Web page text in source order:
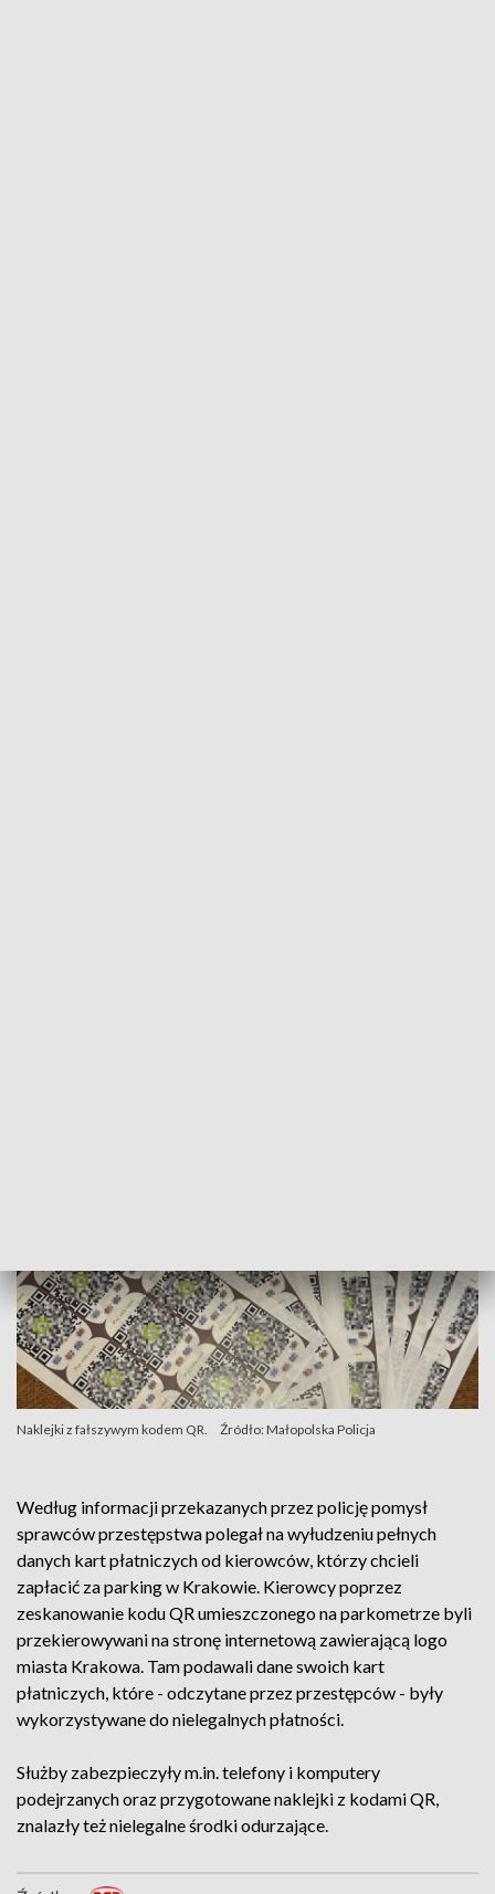
Naklejki z fałszywym kodem QR. Źródło: Małopolska Policja
Według informacji przekazanych przez policję pomysł
sprawców przestępstwa polegał na wyłudzeniu pełnych
danych kart płatniczych od kierowców, którzy chcieli
zapłacić za parking w Krakowie. Kierowcy poprzez
zeskanowanie kodu QR umieszczonego na parkometrze byli
przekierowywani na stronę internetową zawierającą logo
miasta Krakowa. Tam podawali dane swoich kart
płatniczych, które - odczytane przez przestępców - były
wykorzystywane do nielegalnych płatności.
Służby zabezpieczyły m.in. telefony i komputery
podejrzanych oraz przygotowane naklejki z kodami QR,
znalazły też nielegalne środki odurzające.